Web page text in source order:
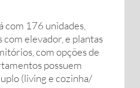
com 176 unidades,
elevador, e plantas
com opções de
possuem
(living e cozinha/